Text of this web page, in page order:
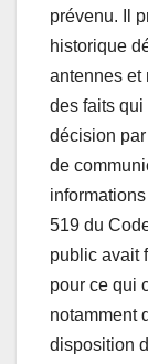
prévenu. Il
historique
antennes et
des faits
décision
de
519 du
public avait
pour ce qui
notamment
disposition